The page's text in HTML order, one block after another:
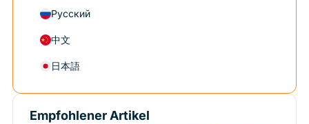
Русский
中文
日本語
Empfohlener Artikel